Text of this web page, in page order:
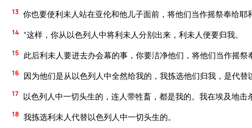
13 你也要使利未人站在亚伦和他儿子面前，将他们当作摇祭奉给耶
14 “这样，你从以色列人中将利未人分别出来，利未人便要归我。
15 此后利未人要进去办会幕的事，你要洁净他们，将他们当作摇祭
16 因为他们是从以色列人中全然给我的，我拣选他们归我，是代替
17 以色列人中一切头生的，连人带牲畜，都是我的。我在埃及地击
18 我拣选利未人代替以色列人中一切头生的。